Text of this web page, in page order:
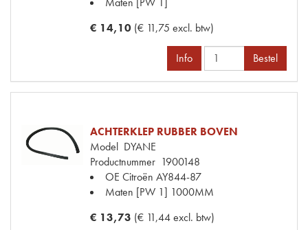
€ 14,10 (€ 11,75 excl. btw)
Info Bestel
ACHTERKLEP RUBBER BOVEN
Model DYANE
Productnummer 1900148
OE Citroën AY844-87
Maten [PW 1] 1000MM
€ 13,73 (€ 11,44 excl. btw)